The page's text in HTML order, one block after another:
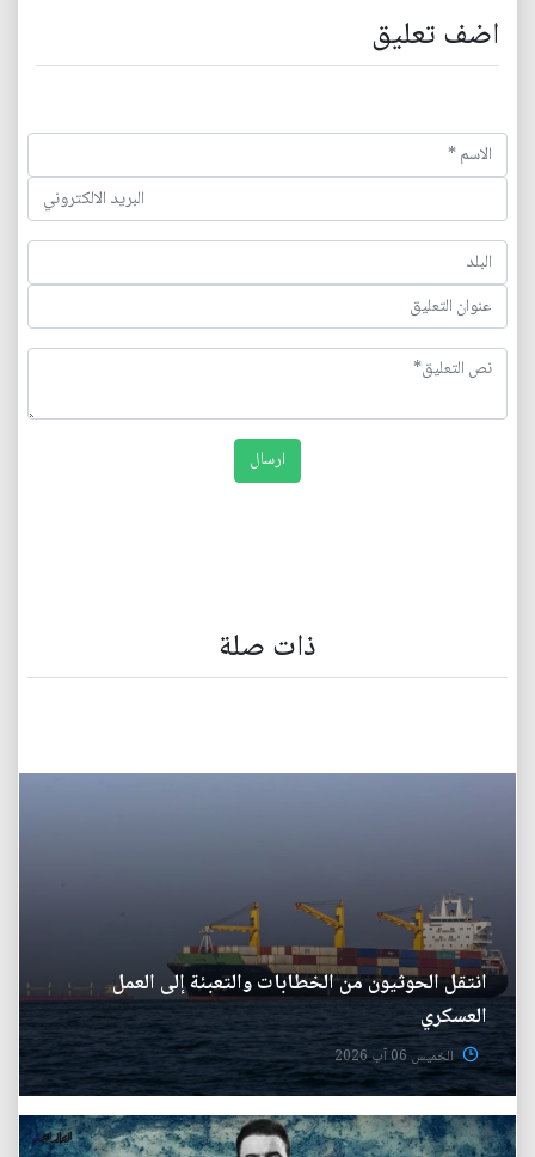
اضف تعليق
ذات صلة
انتقل الحوثيون من الخطابات والتعبئة إلى العمل
العسكري
الخميس 06 آب 2026